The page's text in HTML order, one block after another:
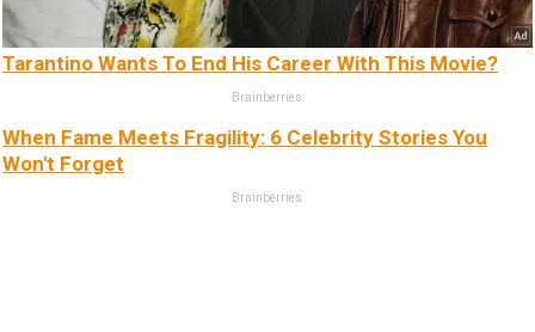
Tarantino Wants To End His Career With This Movie?
Brainberries
When Fame Meets Fragility: 6 Celebrity Stories You
Won't Forget
Brainberries